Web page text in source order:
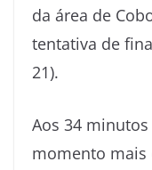
da área de
tentativa de
21).
Aos 34
momento